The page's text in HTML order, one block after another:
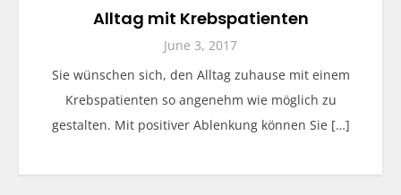
Alltag mit Krebspatienten
June 3, 2017
Sie wünschen sich, den Alltag zuhause mit einem
Krebspatienten so angenehm wie möglich zu
gestalten. Mit positiver Ablenkung können Sie […]